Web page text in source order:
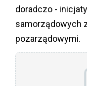
doradczo -
samorządowych
pozarządowymi.